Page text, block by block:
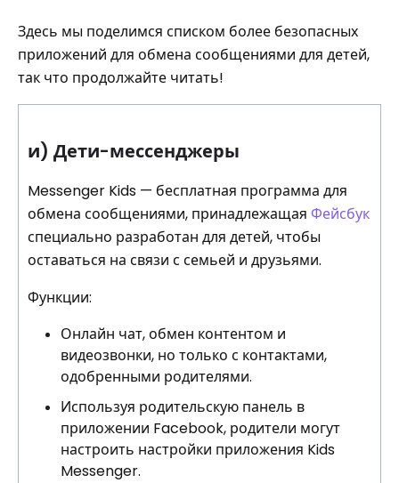
Здесь мы поделимся списком более безопасных
приложений для обмена сообщениями для детей,
так что продолжайте читать!
и) Дети-мессенджеры
Messenger Kids — бесплатная программа для
обмена сообщениями, принадлежащая Фейсбук
специально разработан для детей, чтобы
оставаться на связи с семьей и друзьями.
Функции:
Онлайн чат, обмен контентом и
видеозвонки, но только с контактами,
одобренными родителями.
Используя родительскую панель в
приложении Facebook, родители могут
настроить настройки приложения Kids
Messenger.